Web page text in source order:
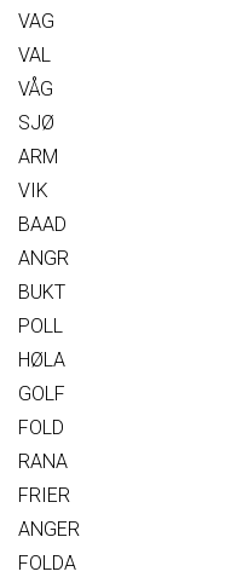
VAG
VAL
VÅG
SJØ
ARM
VIK
BAAD
ANGR
BUKT
POLL
HØLA
GOLF
FOLD
RANA
FRIER
ANGER
FOLDA